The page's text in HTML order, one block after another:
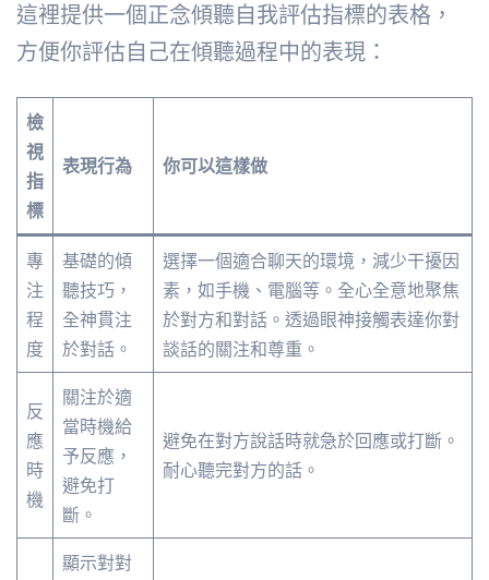
這裡提供一個正念傾聽自我評估指標的表格，
方便你評估自己在傾聽過程中的表現：
檢
視
指
標
表現行為 你可以這樣做
專
注
程
度
基礎的傾
聽技巧，
全神貫注
於對話。
選擇一個適合聊天的環境，減少干擾因
素，如手機、電腦等。全心全意地聚焦
於對方和對話。透過眼神接觸表達你對
談話的關注和尊重。
反
應
時
機
關注於適
當時機給
予反應，
避免打
斷。
避免在對方說話時就急於回應或打斷。
耐心聽完對方的話。
顯示對對